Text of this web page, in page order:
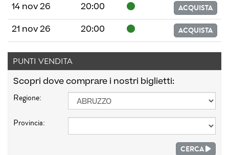
14 nov 26 20:00 ACQUISTA
21 nov 26 20:00 ACQUISTA
PUNTI VENDITA
Scopri dove comprare i nostri biglietti:
Regione:
Provincia:
CERCA